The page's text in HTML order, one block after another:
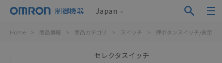
制御機器 Japan
Home > 商品情報 > 商品カテゴリ > スイッチ > 押ボタンスイッチ/表示灯
セレクタスイッチ